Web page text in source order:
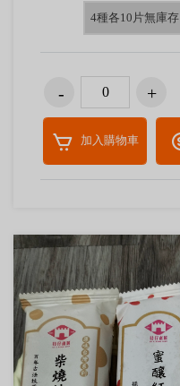
4種各10片無庫存
加入購物車